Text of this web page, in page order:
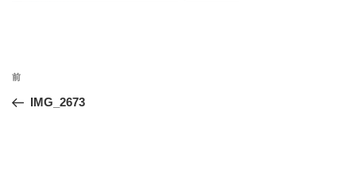
投
ナ
過
去
前
IMG_2673